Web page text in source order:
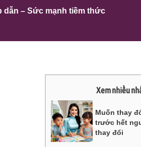
dẫn – Sức mạnh tiềm thức
Xem nhiều
Muốn thay
trước hết
thay đổi